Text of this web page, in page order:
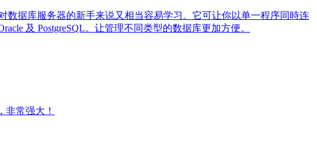
数据库服务器的新手来说又相当容易学习。它可让你以单一程序同時连
及 PostgreSQL。让管理不同类型的数据库更加方便。
非常强大！